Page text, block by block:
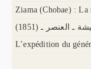
Ziama (Chobae) : La
عيشة ـ العنصر ـ
L’expédition du